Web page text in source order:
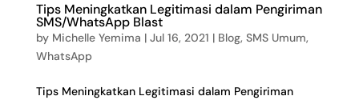
Tips Meningkatkan Legitimasi dalam Pengiriman
SMS/WhatsApp Blast
by Michelle Yemima | Jul 16, 2021 | Blog, SMS Umum,
WhatsApp
Tips Meningkatkan Legitimasi dalam Pengiriman